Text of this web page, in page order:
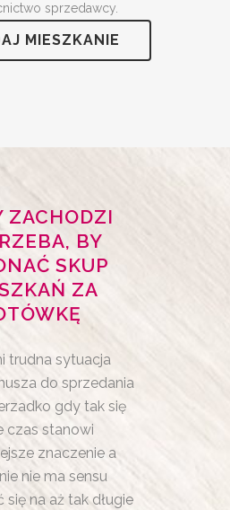
sprzedawcy.
MIESZKANIE
ZACHODZI
BY
SKUP
ZA
trudna sytuacja
do sprzedania
gdy tak się
czas stanowi
znaczenie a
nie ma sensu
na aż tak długie